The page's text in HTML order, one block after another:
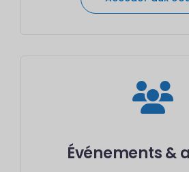
Événements &